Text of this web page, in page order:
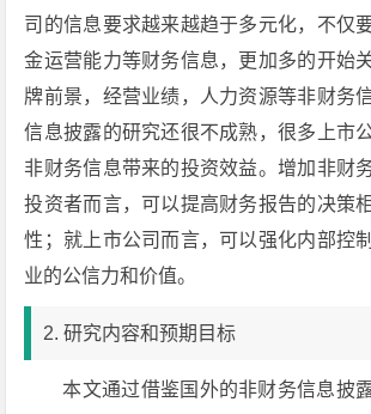
司的信息要求越来越趋于多元化，不仅
金运营能力等财务信息，更加多的开始
牌前景，经营业绩，人力资源等非财务
信息披露的研究还很不成熟，很多上市
非财务信息带来的投资效益。增加非财
投资者而言，可以提高财务报告的决策
性；就上市公司而言，可以强化内部控
业的公信力和价值。
2. 研究内容和预期目标
本文通过借鉴国外的非财务信息披